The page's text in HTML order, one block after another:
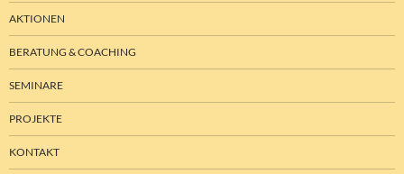
AKTIONEN
BERATUNG & COACHING
SEMINARE
PROJEKTE
KONTAKT